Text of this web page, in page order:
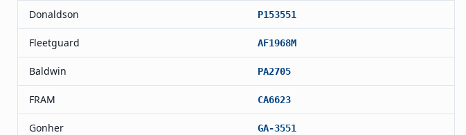
Donaldson P153551
Fleetguard AF1968M
Baldwin PA2705
FRAM CA6623
Gonher GA-3551